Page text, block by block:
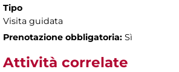
Tipo
Visita guidata
Prenotazione obbligatoria: Sì
Attività correlate